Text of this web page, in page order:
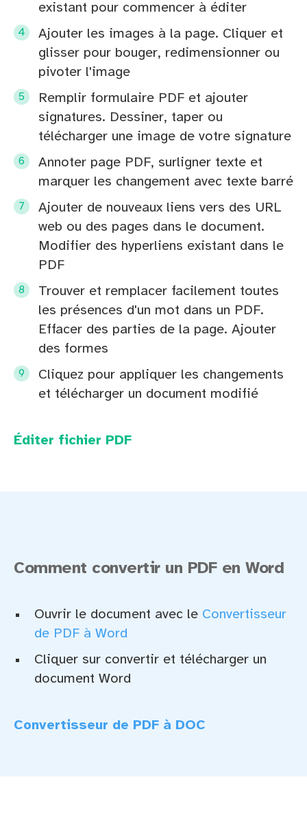
existant pour commencer à éditer
Ajouter les images à la page. Cliquer et
glisser pour bouger, redimensionner ou
pivoter l'image
Remplir formulaire PDF et ajouter
signatures. Dessiner, taper ou
télécharger une image de votre signature
Annoter page PDF, surligner texte et
marquer les changement avec texte barré
Ajouter de nouveaux liens vers des URL
web ou des pages dans le document.
Modifier des hyperliens existant dans le
PDF
Trouver et remplacer facilement toutes
les présences d'un mot dans un PDF.
Effacer des parties de la page. Ajouter
des formes
Cliquez pour appliquer les changements
et télécharger un document modifié
Éditer fichier PDF
Comment convertir un PDF en Word
Ouvrir le document avec le Convertisseur
de PDF à Word
Cliquer sur convertir et télécharger un
document Word
Convertisseur de PDF à DOC